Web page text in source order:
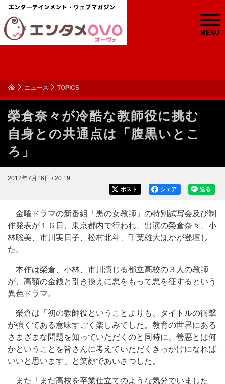
MENU
ニュース TOPICS
榮倉奈々が冷酷な教師役に挑む
自身との共通点は「腹黒いとこ
ろ」
2012年7月16日 / 20:19
送る
シェア
ポスト
金曜ドラマの新番組「黒の女教師」の特別試写会及び制
作発表が１６日、東京都内で行われ、出演の榮倉奈々、小
林聡美、市川実日子、松村北斗、千葉雄大ほかが登壇し
た。
本作は榮倉、小林、市川演じる都立高校の３人の教師
が、高額の金銭と引き換えに悪をもって悪を征するという
異色ドラマ。
榮倉は「初の教師役ということよりも、タイトルの衝撃
が強くてある意味すごく楽しみでした。教育の世界にある
さまざまな問題を知っていただくのと同時に、善悪とは何
かということを皆さんに考えていただくきっかけになれば
いいと思います」と笑顔であいさつした。
また「まだ高校を卒業仕立てのような気分でいました